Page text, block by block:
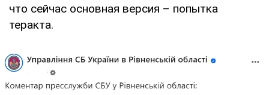
что сейчас основная версия – попытка
теракта.